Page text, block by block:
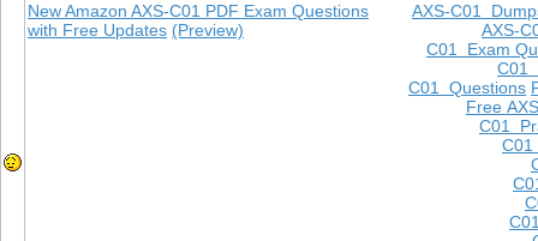
AXS-C01
AXS-
C01 Exam
C01
C01 Questions
Free
C01
C01
New Amazon AXS-C01 PDF Exam Questions
with Free Updates (Preview)